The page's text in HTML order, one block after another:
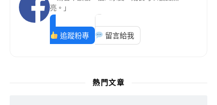
亮。」
追蹤粉專 留言給我
熱門文章